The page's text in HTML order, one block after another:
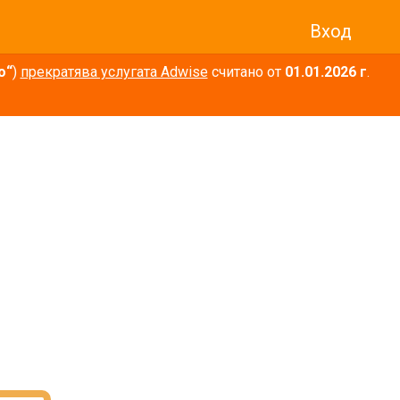
Вход
) прекратява услугата Adwiseсчитано от 01.01.2026 г.